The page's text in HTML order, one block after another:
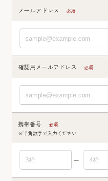
メールアドレス 必須
確認用メールアドレス 必須
携帯番号 必須
※半角数字で入力ください